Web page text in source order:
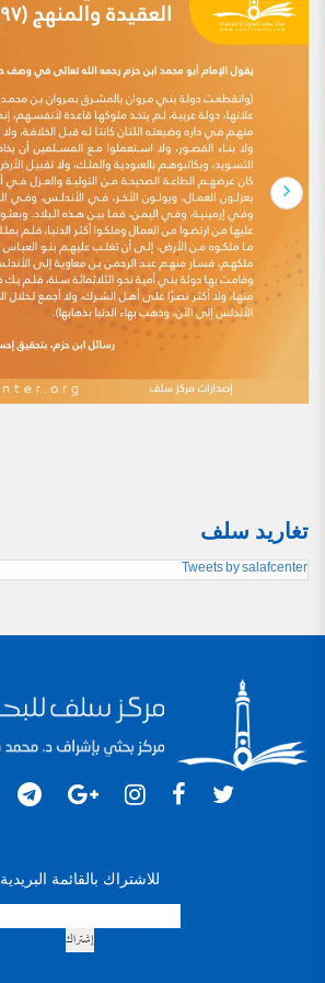
تغاريد سلف
Tweets by salafcenter
للاشتراك بالقائمة البريدية